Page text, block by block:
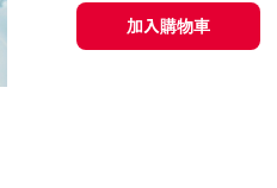
加入購物車